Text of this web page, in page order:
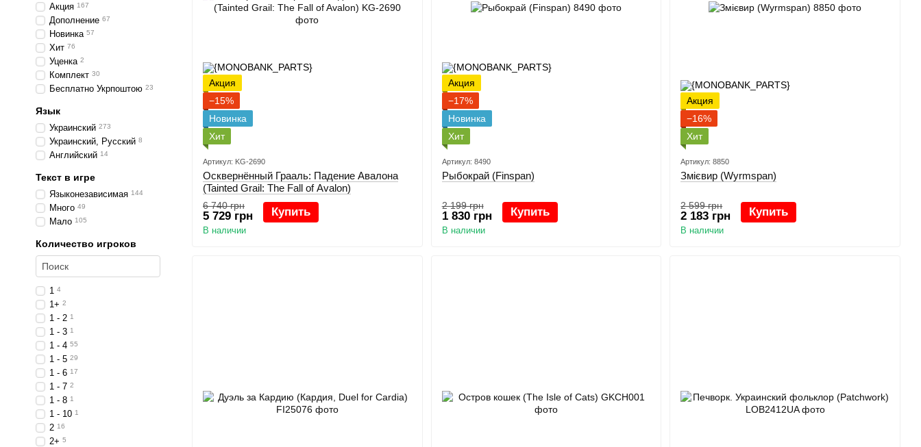
Акция
−15%
Новинка
Хит
Артикул: KG-2690
Осквернённый Грааль: Падение Авалона
(Tainted Grail: The Fall of Avalon)
6 740 грн
5 729 грн Купить
В наличии
Акция
−17%
Новинка
Хит
Артикул: 8490
Рыбокрай (Finspan)
2 199 грн
1 830 грн Купить
В наличии
Акция
−16%
Хит
Артикул: 8850
Змієвир (Wyrmspan)
2 599 грн
2 183 грн Купить
В наличии
Акция 167
Дополнение 67
Новинка 57
Хит 76
Уценка 2
Комплект 30
Бесплатно Укрпоштою 23
Язык
Украинский 273
Украинский, Русский 8
Английский 14
Текст в игре
Языконезависимая 144
Много 49
Мало 105
Количество игроков
1 4
1+ 2
1 - 2 1
1 - 3 1
1 - 4 55
1 - 5 29
1 - 6 17
1 - 7 2
1 - 8 1
1 - 10 1
2 16
2+ 5